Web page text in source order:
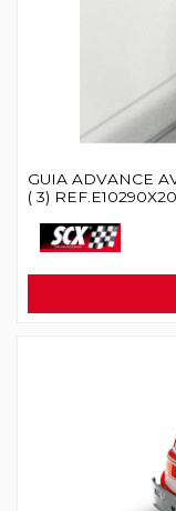
GUIA ADVANCE
( 3)